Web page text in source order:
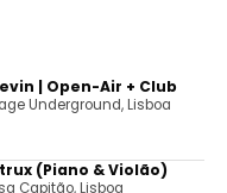
| Open-Air + Club
Underground, Lisboa
(Piano & Violão)
Capitão, Lisboa